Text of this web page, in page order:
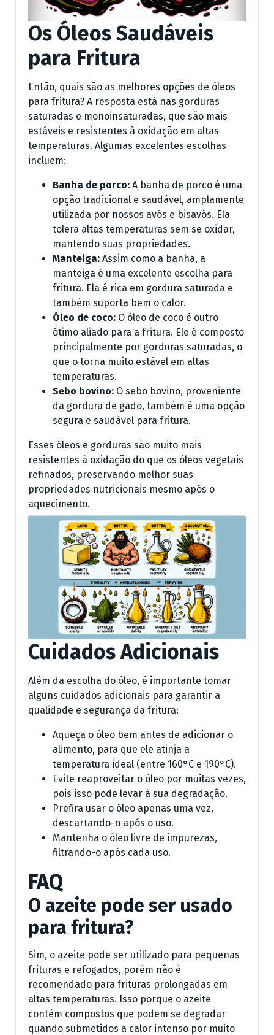
Os Óleos Saudáveis
para Fritura
Então, quais são as melhores opções de óleos
para fritura? A resposta está nas gorduras
saturadas e monoinsaturadas, que são mais
estáveis e resistentes à oxidação em altas
temperaturas. Algumas excelentes escolhas
incluem:
Banha de porco: A banha de porco é uma
opção tradicional e saudável, amplamente
utilizada por nossos avós e bisavós. Ela
tolera altas temperaturas sem se oxidar,
mantendo suas propriedades.
Manteiga: Assim como a banha, a
manteiga é uma excelente escolha para
fritura. Ela é rica em gordura saturada e
também suporta bem o calor.
Óleo de coco: O óleo de coco é outro
ótimo aliado para a fritura. Ele é composto
principalmente por gorduras saturadas, o
que o torna muito estável em altas
temperaturas.
Sebo bovino: O sebo bovino, proveniente
da gordura de gado, também é uma opção
segura e saudável para fritura.
Esses óleos e gorduras são muito mais
resistentes à oxidação do que os óleos vegetais
refinados, preservando melhor suas
propriedades nutricionais mesmo após o
aquecimento.
Cuidados Adicionais
Além da escolha do óleo, é importante tomar
alguns cuidados adicionais para garantir a
qualidade e segurança da fritura:
Aqueça o óleo bem antes de adicionar o
alimento, para que ele atinja a
temperatura ideal (entre 160°C e 190°C).
Evite reaproveitar o óleo por muitas vezes,
pois isso pode levar à sua degradação.
Prefira usar o óleo apenas uma vez,
descartando-o após o uso.
Mantenha o óleo livre de impurezas,
filtrando-o após cada uso.
FAQ
O azeite pode ser usado
para fritura?
Sim, o azeite pode ser utilizado para pequenas
frituras e refogados, porém não é
recomendado para frituras prolongadas em
altas temperaturas. Isso porque o azeite
contém compostos que podem se degradar
quando submetidos a calor intenso por muito